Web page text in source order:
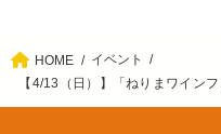
HOME
イベント
【4/13（日）】「ねりまワイン